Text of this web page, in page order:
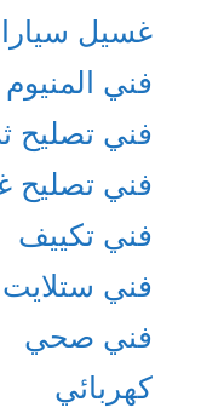
غسيل
فني المنيوم
فني تصليح
فني تصليح
فني تكييف
فني ستلايت
فني صحي
كهربائي